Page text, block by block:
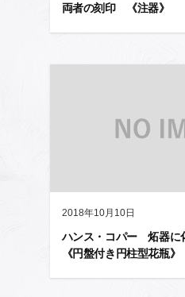
両者の刻印 《注器》
2018年10月10日
ハンス・コパー 炻器
《円盤付き円柱型花瓶》